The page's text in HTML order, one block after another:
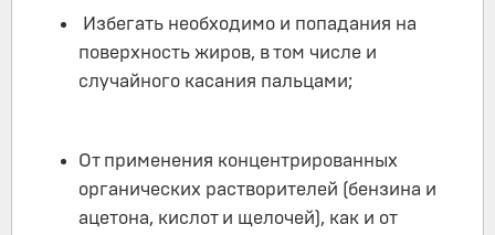
Избегать необходимо и попадания на
поверхность жиров, в том числе и
случайного касания пальцами;
От применения концентрированных
органических растворителей (бензина и
ацетона, кислот и щелочей), как и от